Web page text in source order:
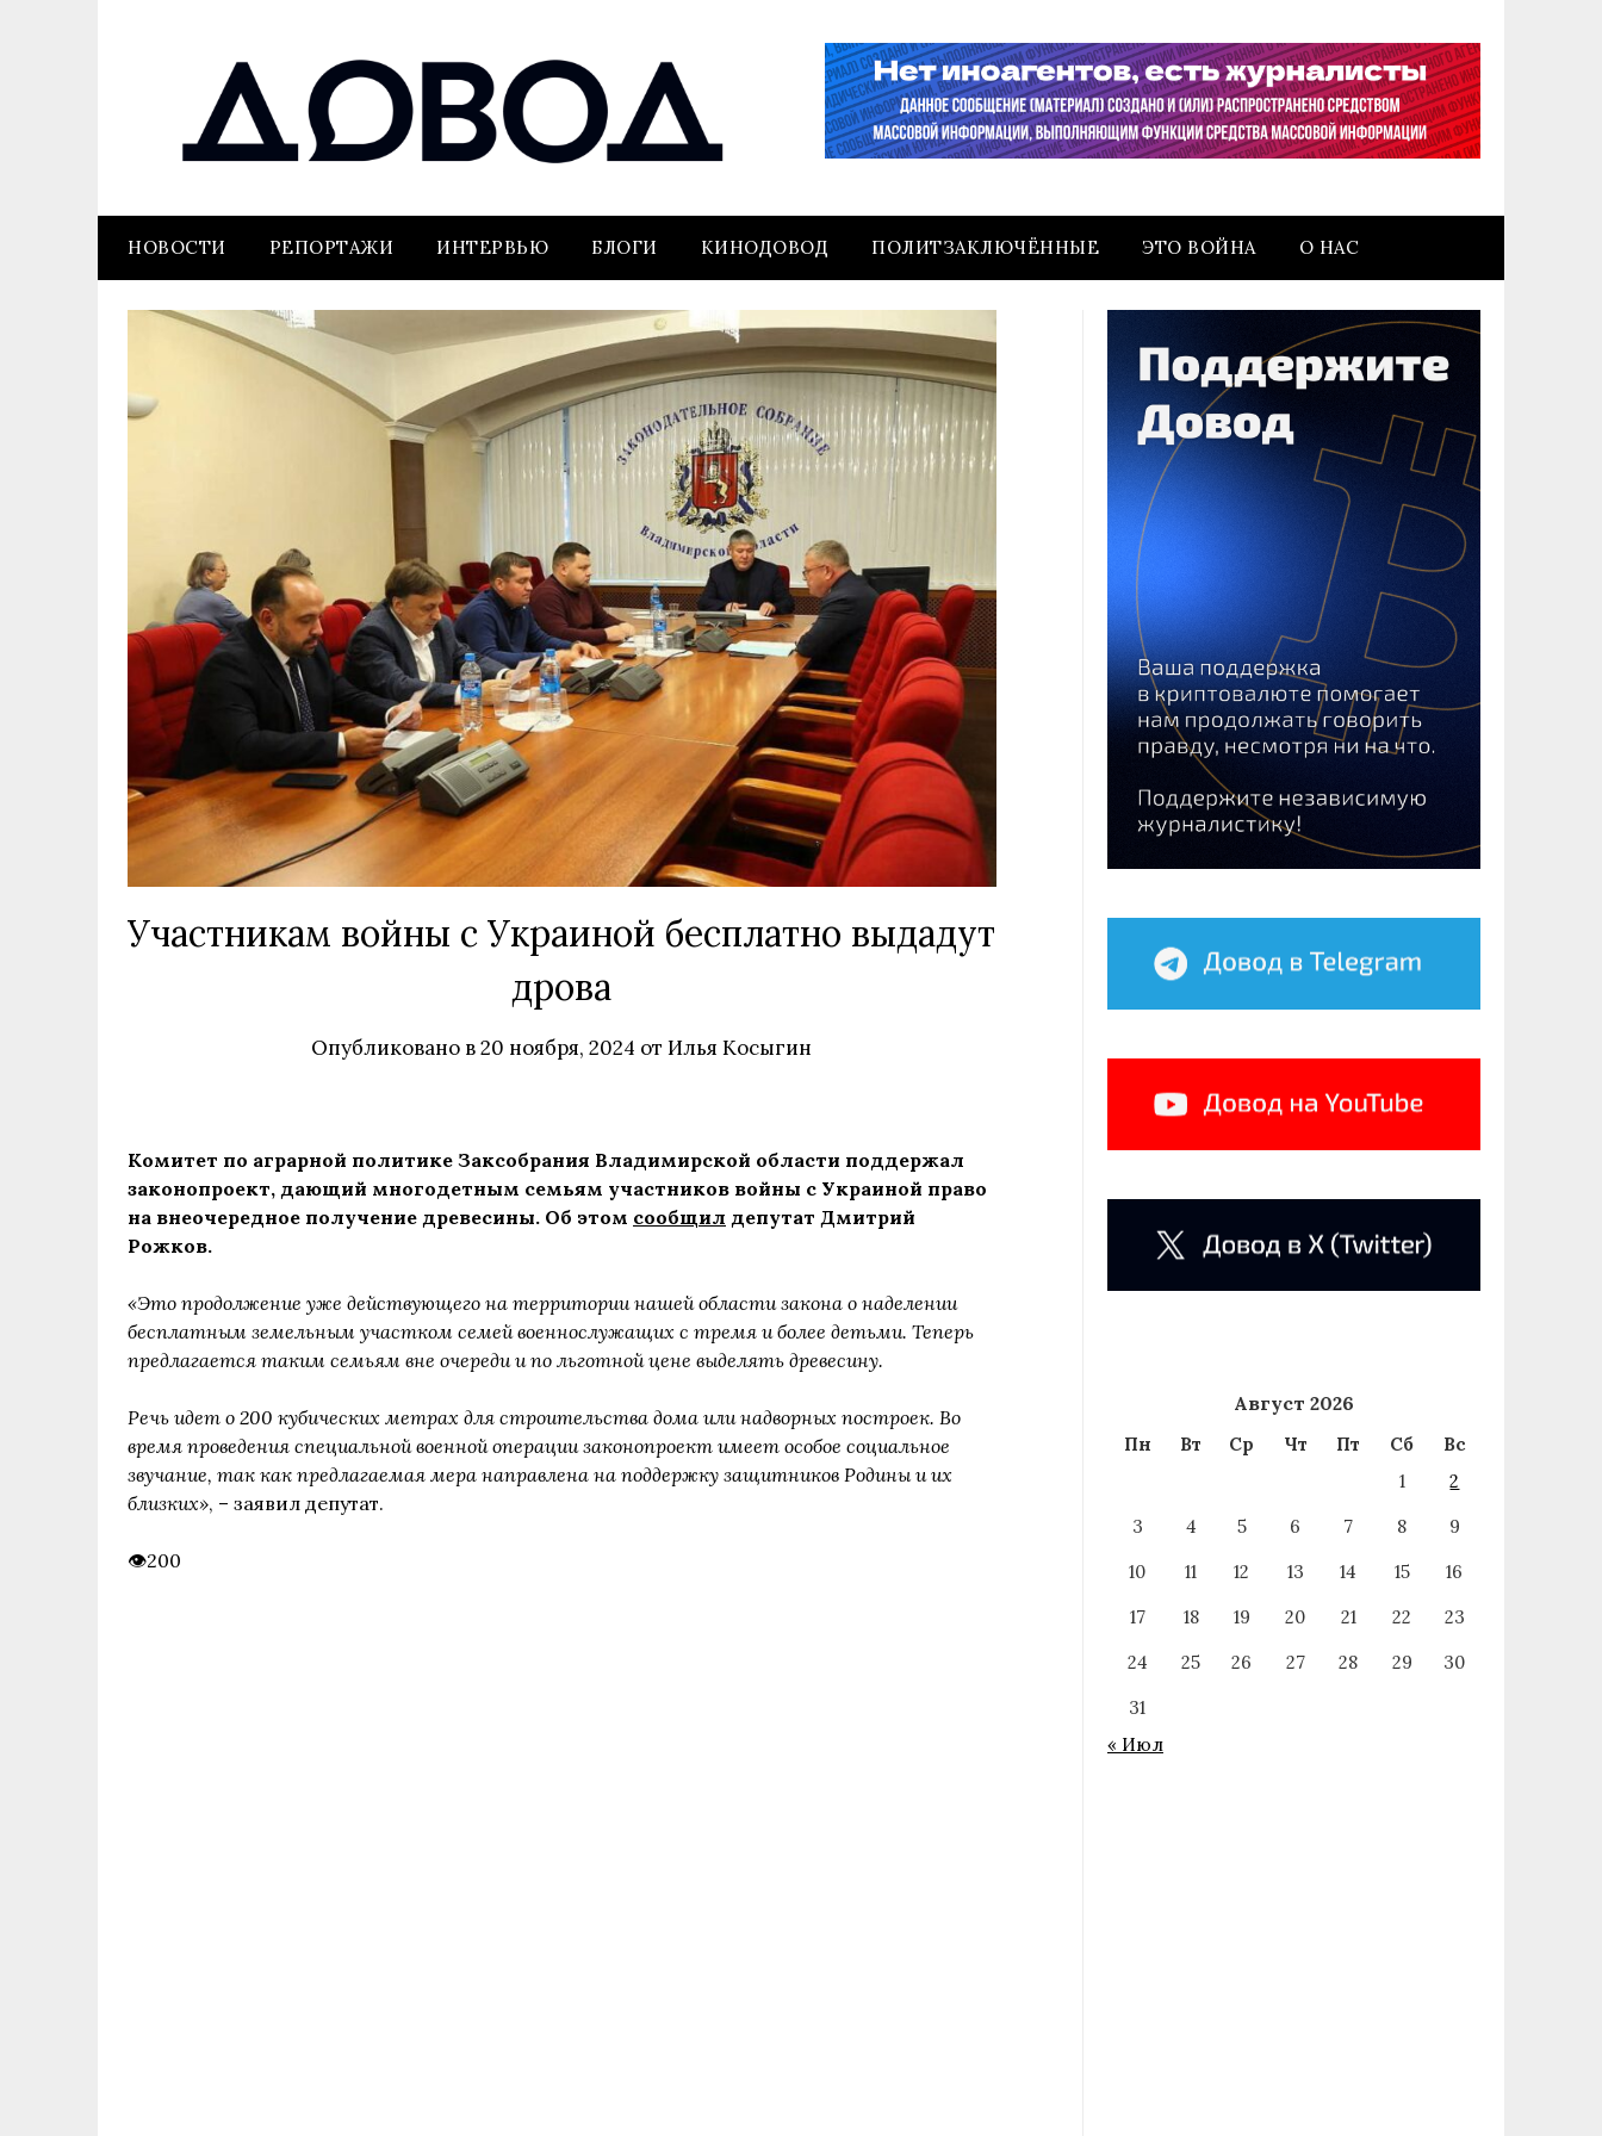
НОВОСТИ РЕПОРТАЖИ ИНТЕРВЬЮ БЛОГИ КИНОДОВОД ПОЛИТЗАКЛЮЧЁННЫЕ ЭТО ВОЙНА О НАС
Участникам войны с Украиной бесплатно выдадут
дрова
Опубликовано в20 ноября, 2024 отИлья Косыгин
Комитет по аграрной политике Заксобрания Владимирской области поддержал
законопроект, дающий многодетным семьям участников войны с Украиной право
на внеочередное получение древесины. Об этом сообщил депутат Дмитрий
Рожков.
«Это продолжение уже действующего на территории нашей области закона о наделении
бесплатным земельным участком семей военнослужащих с тремя и более детьми. Теперь
предлагается таким семьям вне очереди и по льготной цене выделять древесину.
Речь идет о 200 кубических метрах для строительства дома или надворных построек. Во
время проведения специальной военной операции законопроект имеет особое социальное
звучание, так как предлагаемая мера направлена на поддержку защитников Родины и их
близких», – заявил депутат.
200
Август 2026
Пн Вт Ср Чт Пт Сб
Вс
1
2
3
4 5 6 7 8
9
10
11 12 13 14 15
16
17
18 19 20 21 22
23
24
25 26 27 28 29
30
31
« Июл